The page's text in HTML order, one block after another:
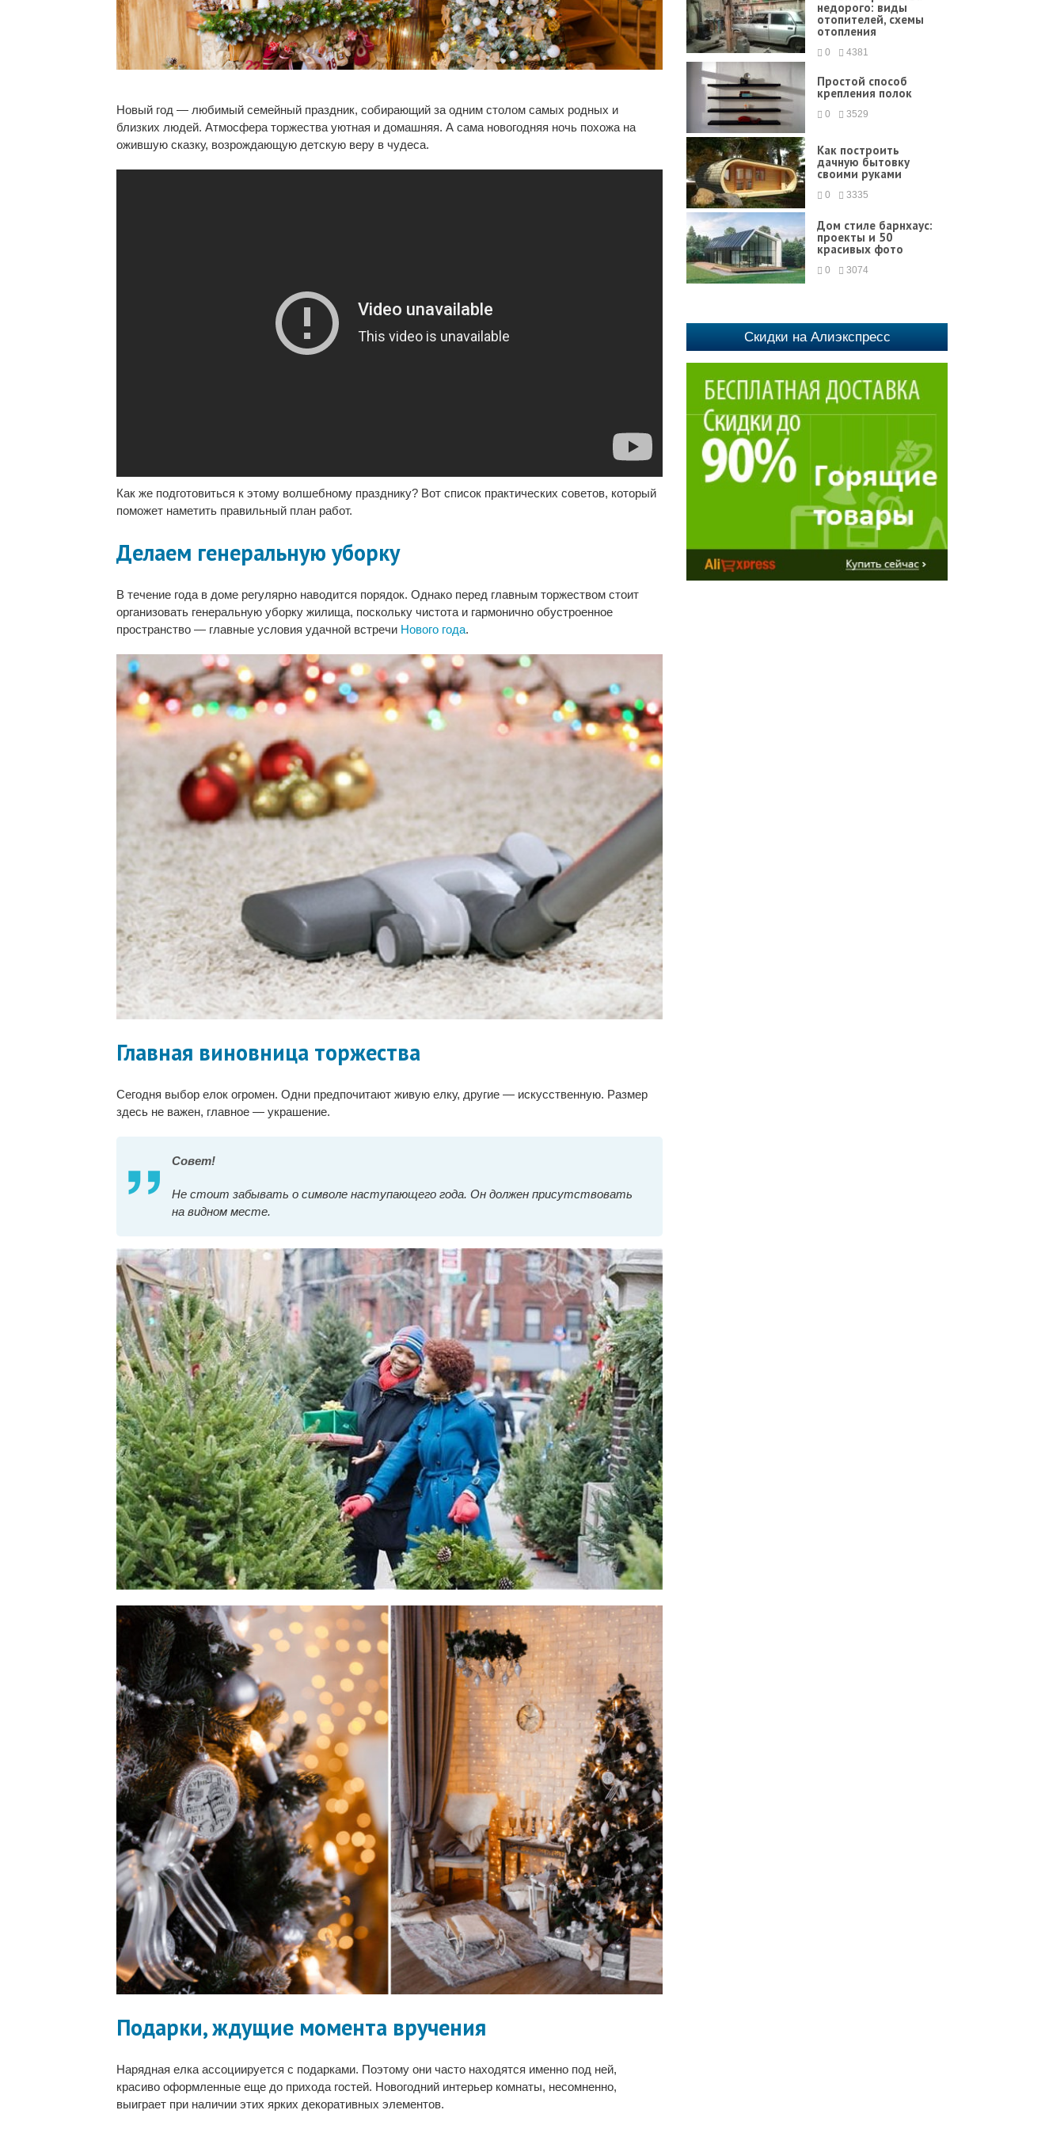
Новый год — любимый семейный праздник, собирающий за одним столом самых родных и
близких людей. Атмосфера торжества уютная и домашняя. А сама новогодняя ночь похожа на
ожившую сказку, возрождающую детскую веру в чудеса.
Как же подготовиться к этому волшебному празднику? Вот список практических советов, который
поможет наметить правильный план работ.
Делаем генеральную уборку
В течение года в доме регулярно наводится порядок. Однако перед главным торжеством стоит
организовать генеральную уборку жилища, поскольку чистота и гармонично обустроенное
пространство — главные условия удачной встречи Нового года.
Главная виновница торжества
Сегодня выбор елок огромен. Одни предпочитают живую елку, другие — искусственную. Размер
здесь не важен, главное — украшение.
Совет!
Не стоит забывать о символе наступающего года. Он должен присутствовать
на видном месте.
Подарки, ждущие момента вручения
Нарядная елка ассоциируется с подарками. Поэтому они часто находятся именно под ней,
красиво оформленные еще до прихода гостей. Новогодний интерьер комнаты, несомненно,
выиграет при наличии этих ярких декоративных элементов.
недорого: виды
отопителей, схемы
отопления
0 4381
Простой способ
крепления полок
0 3529
Как построить
дачную бытовку
своими руками
0 3335
Дом стиле барнхаус:
проекты и 50
красивых фото
0 3074
Скидки на Алиэкспресс